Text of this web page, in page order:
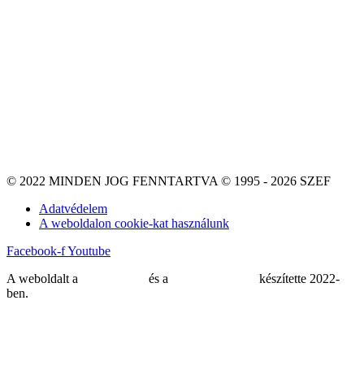
© 2022 MINDEN JOG FENNTARTVA © 1995 - 2026 SZEF
Adatvédelem
A weboldalon cookie-kat használunk
Facebook-fYoutube
A weboldalt a
és a
készítette 2022-
ben.